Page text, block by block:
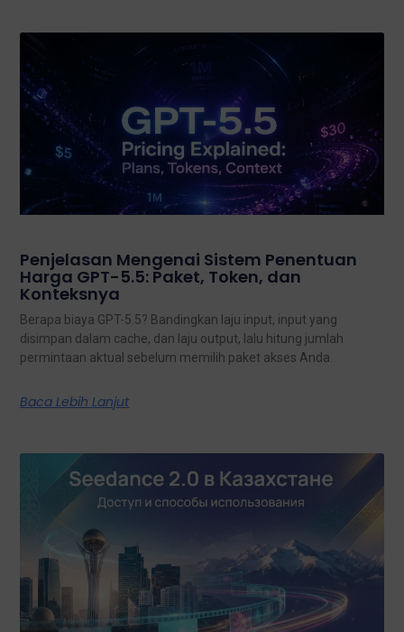
Penjelasan Mengenai Sistem Penentuan
Harga GPT-5.5: Paket, Token, dan
Konteksnya
Berapa biaya GPT-5.5? Bandingkan laju input, input yang
disimpan dalam cache, dan laju output, lalu hitung jumlah
permintaan aktual sebelum memilih paket akses Anda.
Baca Lebih Lanjut